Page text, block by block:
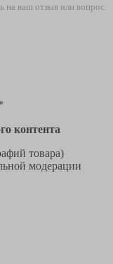
на ваш отзыв или вопрос
контента
товара)
модерации